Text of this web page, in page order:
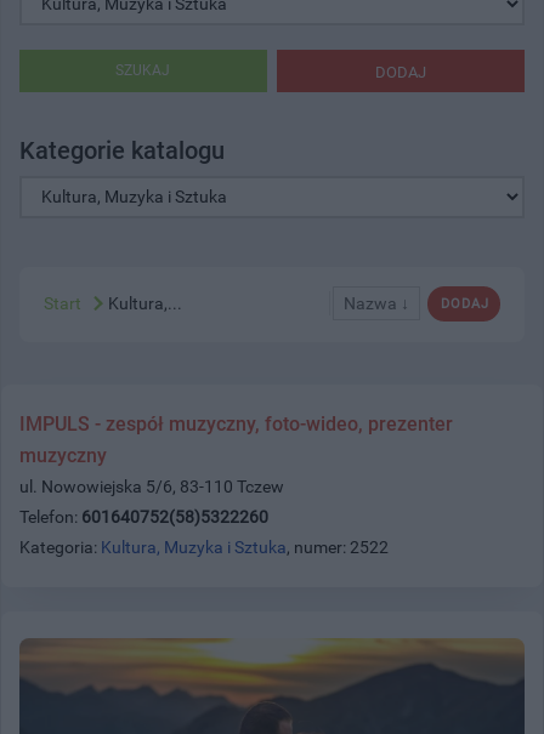
DODAJ
SZUKAJ
Kategorie katalogu
DODAJ
Nazwa ↓
Start Kultura,...
IMPULS - zespół muzyczny, foto-wideo, prezenter
muzyczny
ul. Nowowiejska 5/6, 83-110 Tczew
Telefon: 601640752(58)5322260
Kategoria: Kultura, Muzyka i Sztuka, numer: 2522